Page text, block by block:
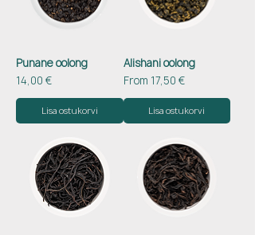
Punane oolong
Price
14,00 €
Lisa ostukorvi
Alishani oolong
From 17,50 €
Sale Price
Lisa ostukorvi